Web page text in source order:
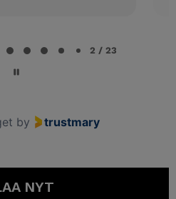
2 / 23
by trustmary
NYT